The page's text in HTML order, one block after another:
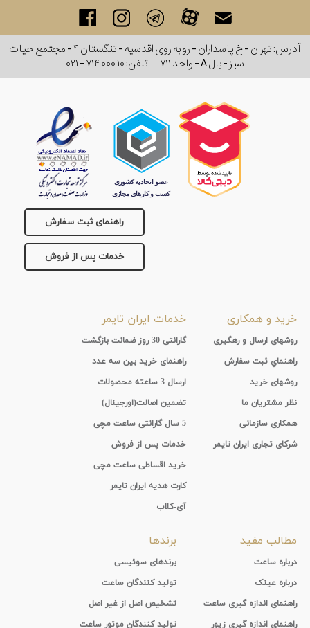
آدرس: تهران - خ پاسداران - رو به روی اقدسیه - تنگستان ۴ - مجتمع حیات
سبز - بال A - واحد ۷۱۱
تلفن:۰۲۱ - ۷۱۴ ۰۰۰ ۱۰
راهنمای ثبت سفارش
خدمات پس از فروش
خرید و همکاری
روشهای ارسال و رهگیری
راهنماي ثبت سفارش
روشهای خرید
نظر مشتریان ما
همکاری سازمانی
شرکای تجاری ایران تایمر
خدمات ایران تایمر
گارانتی 30 روز ضمانت بازگشت
راهنمای خرید بین سه عدد
ارسال 3 ساعته محصولات
تضمین اصالت(اورجینال)
5 سال گارانتی ساعت مچی
خدمات پس از فروش
خرید اقساطی ساعت مچی
کارت هدیه ایران تایمر
آی-کلاب
مطالب مفید
درباره ساعت
درباره عینک
راهنمای اندازه گیری ساعت
راهنمای اندازه گیری زیور
برندها
برندهای سوئیسی
تولید کنندگان ساعت
تشخیص اصل از غیر اصل
تولید کنندگان موتور ساعت